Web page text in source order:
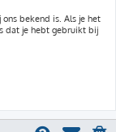
bekend is. Als je het
dat je hebt gebruikt bij